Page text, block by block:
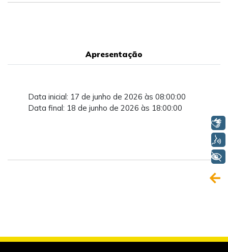
Apresentação
Data inicial: 17 de junho de 2026 às 08:00:00
Data final: 18 de junho de 2026 às 18:00:00